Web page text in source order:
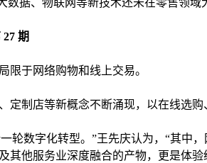
期
限于网络购物和线上交易。
制店等新概念不断涌现，以在线选
轮数字化转型。”王先庆认为，“其中
他服务业深度融合的产物，更是体